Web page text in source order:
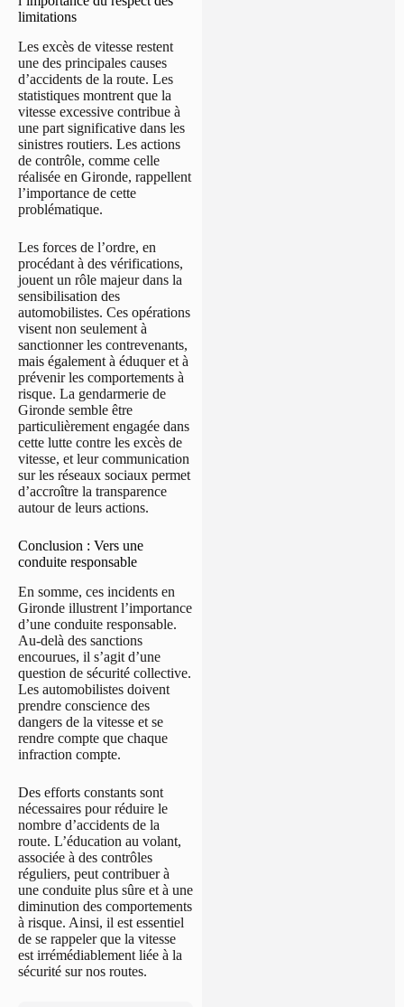
limitations
Les excès de vitesse restent
une des principales causes
d’accidents de la route. Les
statistiques montrent que la
vitesse excessive contribue à
une part significative dans les
sinistres routiers. Les actions
de contrôle, comme celle
réalisée en Gironde, rappellent
l’importance de cette
problématique.
Les forces de l’ordre, en
procédant à des vérifications,
jouent un rôle majeur dans la
sensibilisation des
automobilistes. Ces opérations
visent non seulement à
sanctionner les contrevenants,
mais également à éduquer et à
prévenir les comportements à
risque. La gendarmerie de
Gironde semble être
particulièrement engagée dans
cette lutte contre les excès de
vitesse, et leur communication
sur les réseaux sociaux permet
d’accroître la transparence
autour de leurs actions.
Conclusion : Vers une
conduite responsable
En somme, ces incidents en
Gironde illustrent l’importance
d’une conduite responsable.
Au-delà des sanctions
encourues, il s’agit d’une
question de sécurité collective.
Les automobilistes doivent
prendre conscience des
dangers de la vitesse et se
rendre compte que chaque
infraction compte.
Des efforts constants sont
nécessaires pour réduire le
nombre d’accidents de la
route. L’éducation au volant,
associée à des contrôles
réguliers, peut contribuer à
une conduite plus sûre et à une
diminution des comportements
à risque. Ainsi, il est essentiel
de se rappeler que la vitesse
est irrémédiablement liée à la
sécurité sur nos routes.